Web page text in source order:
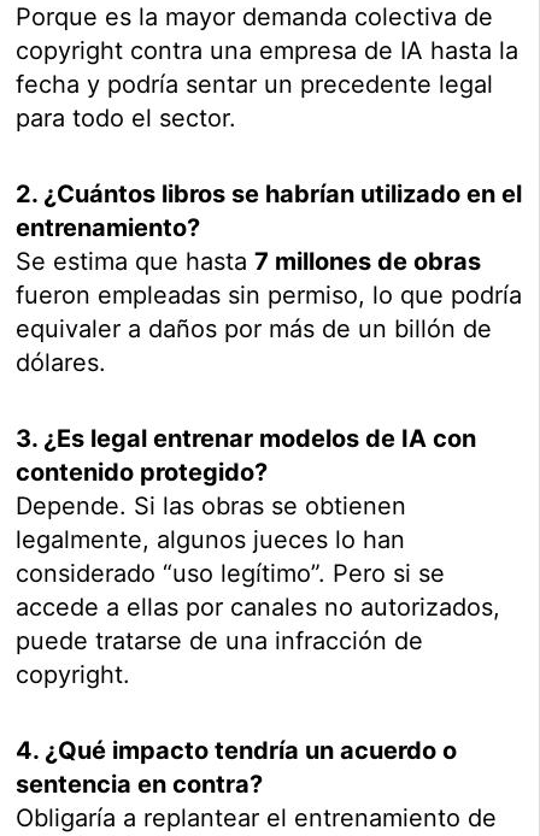
Porque es la mayor demanda colectiva de
copyright contra una empresa de IA hasta la
fecha y podría sentar un precedente legal
para todo el sector.
2. ¿Cuántos libros se habrían utilizado en el
entrenamiento?
Se estima que hasta7 millones de obras
fueron empleadas sin permiso, lo que podría
equivaler a daños por más de un billón de
dólares.
3. ¿Es legal entrenar modelos de IA con
contenido protegido?
Depende. Si las obras se obtienen
legalmente, algunos jueces lo han
considerado “uso legítimo”. Pero si se
accede a ellas por canales no autorizados,
puede tratarse de una infracción de
copyright.
4. ¿Qué impacto tendría un acuerdo o
sentencia en contra?
Obligaría a replantear el entrenamiento de